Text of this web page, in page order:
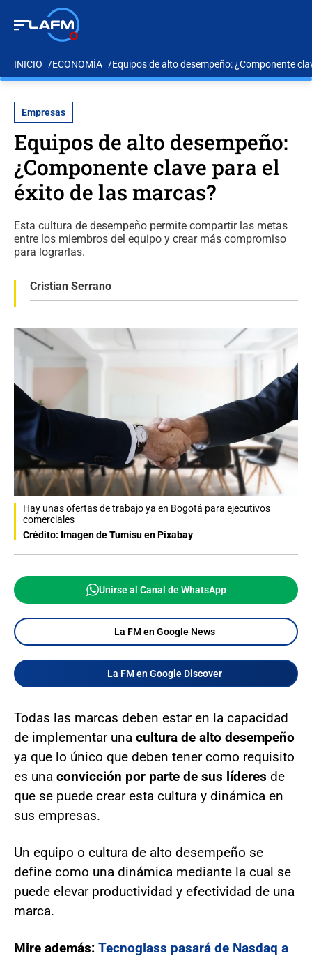
INICIO ECONOMÍA Equipos de alto desempeño: ¿Componente
Empresas
Equipos de alto desempeño:
¿Componente clave para el
éxito de las marcas?
Esta cultura de desempeño permite compartir las metas
entre los miembros del equipo y crear más compromiso
para lograrlas.
Cristian Serrano
Hay unas ofertas de trabajo ya en Bogotá para ejecutivos
comerciales
Crédito: Imagen de Tumisu en Pixabay
Unirse al Canal de WhatsApp
La FM en Google News
La FM en Google Discover
Todas las marcas deben estar en la capacidad
de implementar una cultura de alto desempeño
ya que lo único que deben tener como requisito
es una convicción por parte de sus líderes de
que se puede crear esta cultura y dinámica en
sus empresas.
Un equipo o cultura de alto desempeño se
define como una dinámica mediante la cual se
puede elevar productividad y efectividad de una
marca.
Mire además: Tecnoglass pasará de Nasdaq a